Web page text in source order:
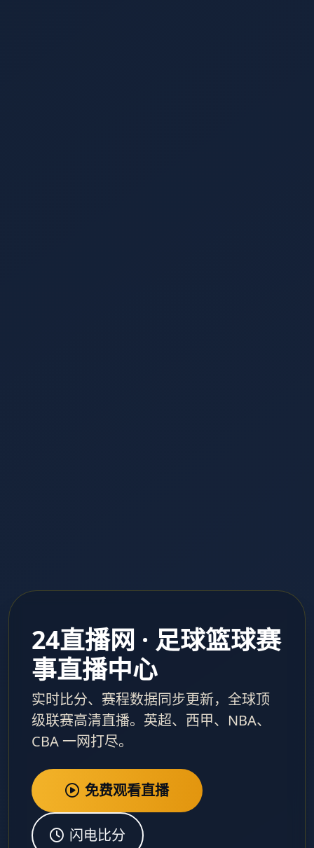
24直播网 · 足球篮球赛
事直播中心
实时比分、赛程数据同步更新，全球顶
级联赛高清直播。英超、西甲、NBA、
CBA 一网打尽。
免费观看直播
闪电比分